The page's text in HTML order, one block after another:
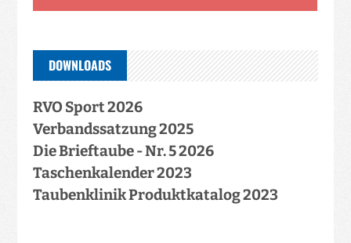
DOWNLOADS
RVO Sport 2026
Verbandssatzung 2025
Die Brieftaube - Nr. 5 2026
Taschenkalender 2023
Taubenklinik Produktkatalog 2023